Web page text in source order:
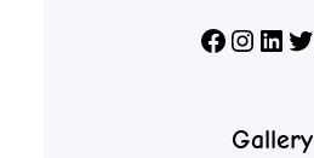
Facebook Instagram LinkedIn X
Gallery